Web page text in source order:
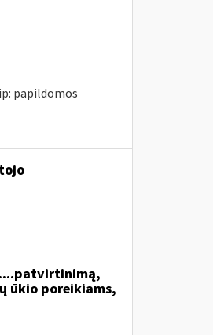
papildomos
ūkio poreikiams,